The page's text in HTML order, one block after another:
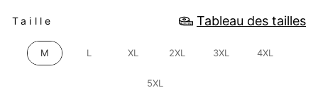
Taille Tableau des tailles
M L XL 2XL 3XL 4XL
5XL